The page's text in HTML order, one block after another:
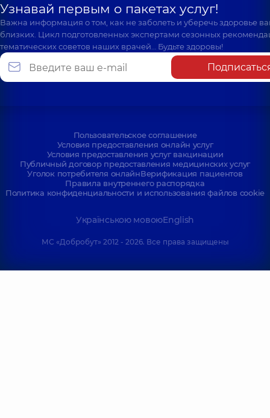
Узнавай первым о пакетах услуг!
Важна информация о том, как не заболеть и уберечь здоровье
близких. Цикл подготовленных экспертами сезонных
тематических советов наших врачей… Будьте здоровы!
Пользовательское соглашение
Условия предоставления онлайн услуг
Условия предоставления услуг вакцинации
Публичный договор предоставления медицинских услуг
Уголок потребителя онлайнВерификация пациентов
Правила внутреннего распорядка
Политика конфиденциальности и использования файлов cookie
Українською мовоюEnglish
МС «Добробут» 2012 - 2026. Все права защищены